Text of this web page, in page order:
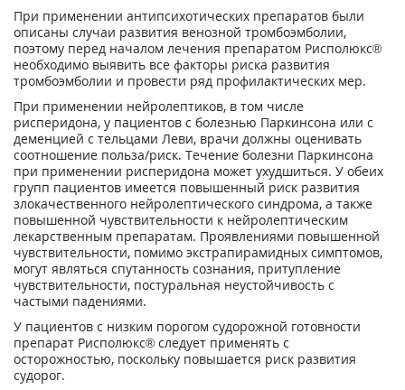
При применении антипсихотических препаратов были
описаны случаи развития венозной тромбоэмболии,
поэтому перед началом лечения препаратом Рисполюкс®
необходимо выявить все факторы риска развития
тромбоэмболии и провести ряд профилактических мер.
При применении нейролептиков, в том числе
рисперидона, у пациентов с болезнью Паркинсона или с
деменцией с тельцами Леви, врачи должны оценивать
соотношение польза/риск. Течение болезни Паркинсона
при применении рисперидона может ухудшиться. У обеих
групп пациентов имеется повышенный риск развития
злокачественного нейролептического синдрома, а также
повышенной чувствительности к нейролептическим
лекарственным препаратам. Проявлениями повышенной
чувствительности, помимо экстрапирамидных симптомов,
могут являться спутанность сознания, притупление
чувствительности, постуральная неустойчивость с
частыми падениями.
У пациентов с низким порогом судорожной готовности
препарат Рисполюкс® следует применять с
осторожностью, поскольку повышается риск развития
судорог.